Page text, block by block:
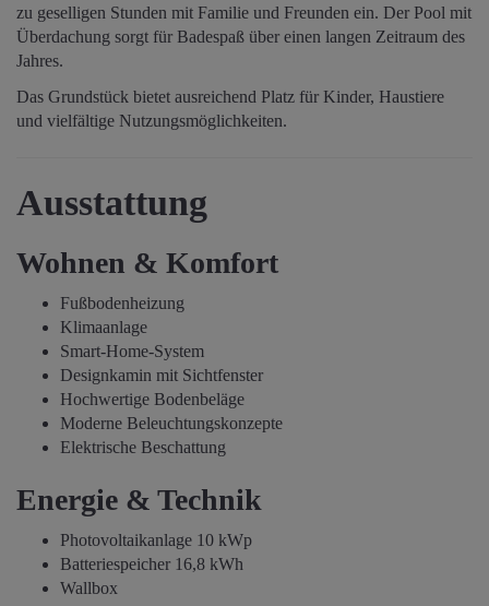
zu geselligen Stunden mit Familie und Freunden ein. Der Pool mit
Überdachung sorgt für Badespaß über einen langen Zeitraum des
Jahres.
Das Grundstück bietet ausreichend Platz für Kinder, Haustiere
und vielfältige Nutzungsmöglichkeiten.
Ausstattung
Wohnen & Komfort
Fußbodenheizung
Klimaanlage
Smart-Home-System
Designkamin mit Sichtfenster
Hochwertige Bodenbeläge
Moderne Beleuchtungskonzepte
Elektrische Beschattung
Energie & Technik
Photovoltaikanlage 10 kWp
Batteriespeicher 16,8 kWh
Wallbox